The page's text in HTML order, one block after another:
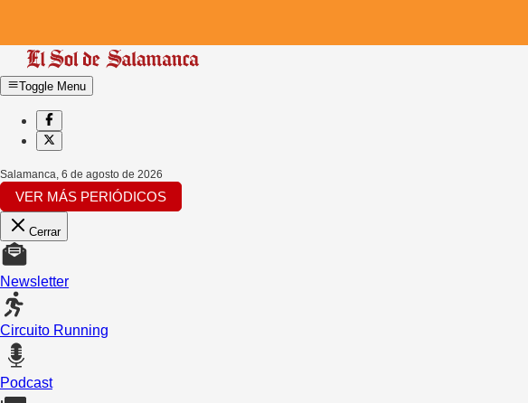
Toggle Menu
Salamanca, 6 de agosto de 2026
VER MÁS PERIÓDICOS
Cerrar
Newsletter
Circuito Running
Podcast